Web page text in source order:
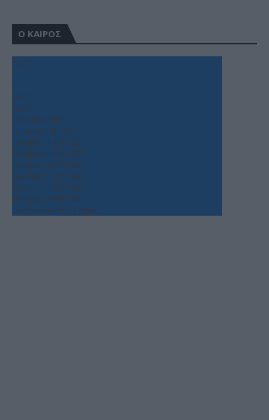
Ο ΚΑΙΡΟΣ
+33
°
C
+35°
+25°
Θεσσαλονίκη
Παρασκευή, 07
Πέμπτη
+35°+25°
Σάββατο+39°+27°
Κυριακή +37°+27°
Δευτέρα +34°+26°
Τρίτη
+35°+25°
Τετάρτη +36°+24°
Πρόγνωση για 7 μέρες